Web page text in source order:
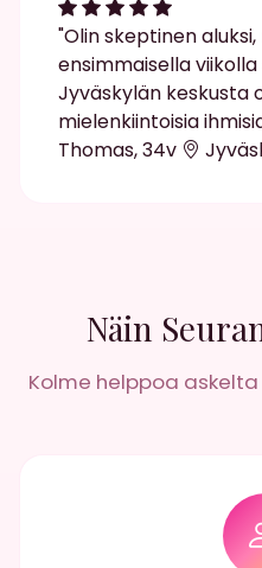
"Olin skeptinen
ensimmaisella
Jyväskylän keskusta
mielenkiintoisia
Thomas, 34v
Näin
Kolme helppoa